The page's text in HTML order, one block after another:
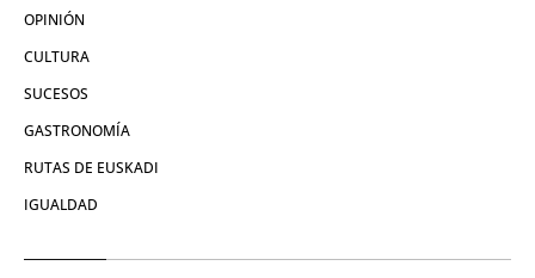
OPINIÓN
CULTURA
SUCESOS
GASTRONOMÍA
RUTAS DE EUSKADI
IGUALDAD